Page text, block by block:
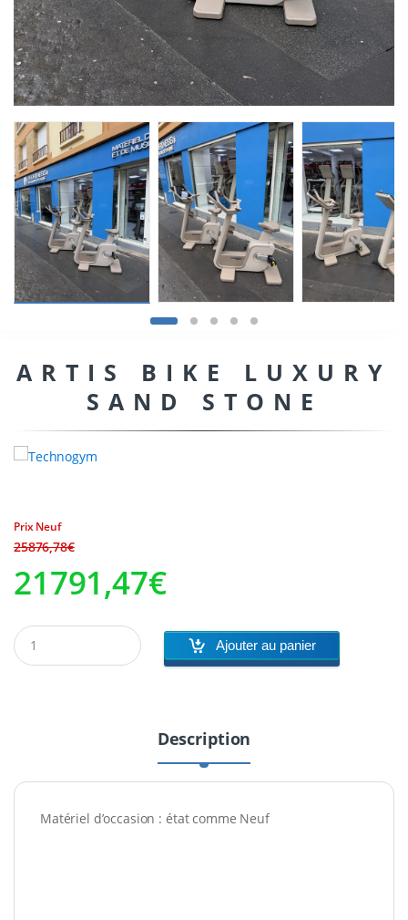
ARTIS BIKE LUXURY
SAND STONE
Prix Neuf
25876,78€
Le
prix
initial
25876,78€.
21791,47€
Le
prix
actuel
21791,47€.
Ajouter au panier
Description
Matériel d’occasion : état comme Neuf